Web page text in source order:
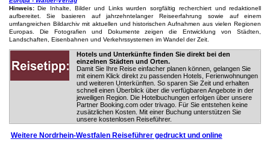
Hinweis:Die Inhalte, Bilder und Links wurden sorgfältig recherchiert und redaktionell
aufbereitet. Sie basieren auf jahrzehntelanger Reiseerfahrung sowie auf einem
umfangreichen Bildarchiv mit aktuellen und historischen Aufnahmen aus vielen Regionen
Europas. Die Fotografien und Dokumente zeigen die Entwicklung von Städten,
Landschaften, Eisenbahnen und Verkehrssystemen im Wandel der Zeit.
Hotels und Unterkünfte finden Sie direkt bei den
einzelnen Städten und Orten.
Damit Sie Ihre Reise einfacher planen können, gelangen Sie
mit einem Klick direkt zu passenden Hotels, Ferienwohnungen
und weiteren Unterkünften. So sparen Sie Zeit und erhalten
schnell einen Überblick über die verfügbaren Angebote in der
jeweiligen Region. Die Hotelbuchungen erfolgen über unsere
Partner Booking.com oder trivago. Für Sie entstehen keine
zusätzlichen Kosten. Mit einer Buchung unterstützen Sie
unsere kostenlosen Reiseführer.
Weitere Nordrhein-Westfalen Reiseführer gedruckt und online